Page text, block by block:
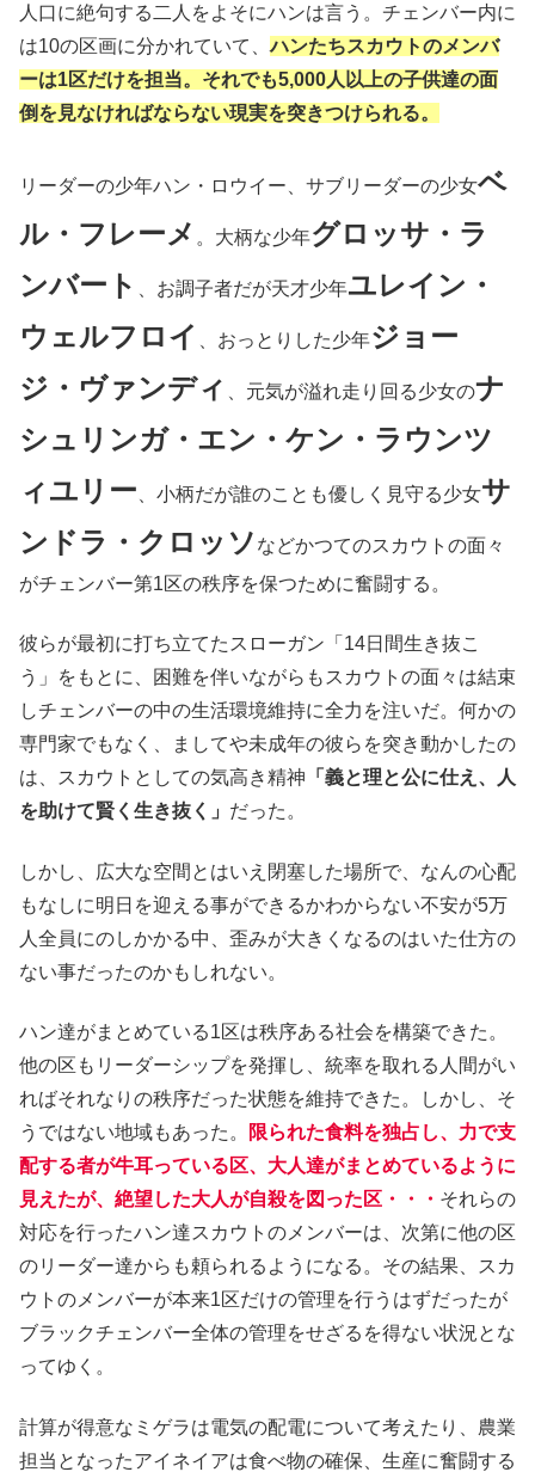
人口に絶句する二人をよそにハンは言う。チェンバー内に
は10の区画に分かれていて、ハンたちスカウトのメンバ
ーは1区だけを担当。それでも5,000人以上の子供達の面
倒を見なければならない現実を突きつけられる。
リーダーの少年ハン・ロウイー、サブリーダーの少女ベ
ル・フレーメ 。大柄な少年グロッサ・ラ
ンバート
、お調子者だが天才少年ユレイン・
ウェルフロイ
、おっとりした少年ジョー
ジ・ヴァンディ
、元気が溢れ走り回る少女のナ
シュリンガ・エン・ケン・ラウンツ
ィユリー 、小柄だが誰のことも優しく見守る少女サ
ンドラ・クロッソ などかつてのスカウトの面々
がチェンバー第1区の秩序を保つために奮闘する。
彼らが最初に打ち立てたスローガン「14日間生き抜こ
う」をもとに、困難を伴いながらもスカウトの面々は結束
しチェンバーの中の生活環境維持に全力を注いだ。何かの
専門家でもなく、ましてや未成年の彼らを突き動かしたの
は、スカウトとしての気高き精神 「義と理と公に仕え、人
を助けて賢く生き抜く」 だった。
しかし、広大な空間とはいえ閉塞した場所で、なんの心配
もなしに明日を迎える事ができるかわからない不安が5万
人全員にのしかかる中、歪みが大きくなるのはいた仕方の
ない事だったのかもしれない。
ハン達がまとめている1区は秩序ある社会を構築できた。
他の区もリーダーシップを発揮し、統率を取れる人間がい
ればそれなりの秩序だった状態を維持できた。しかし、そ
うではない地域もあった。
限られた食料を独占し、力で支
配する者が牛耳っている区、大人達がまとめているように
見えたが、絶望した大人が自殺を図った区・・・ それらの
対応を行ったハン達スカウトのメンバーは、次第に他の区
のリーダー達からも頼られるようになる。その結果、スカ
ウトのメンバーが本来1区だけの管理を行うはずだったが
ブラックチェンバー全体の管理をせざるを得ない状況とな
ってゆく。
計算が得意なミゲラは電気の配電について考えたり、農業
担当となったアイネイアは食べ物の確保、生産に奮闘する